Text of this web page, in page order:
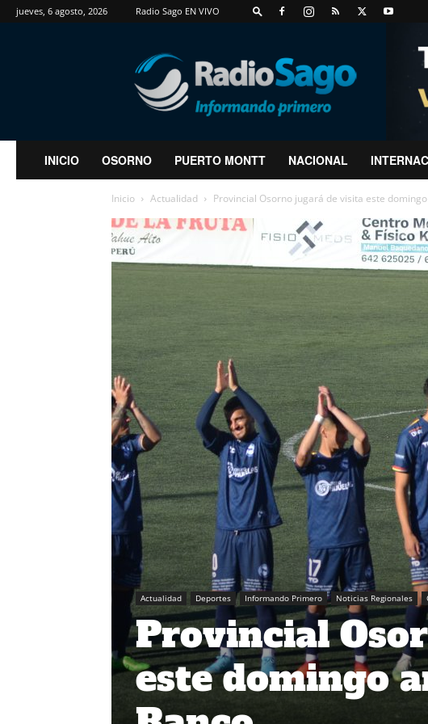
jueves, 6 agosto, 2026 Radio Sago EN VIVO
RadioSago
INICIO OSORNO PUERTO MONTT NACIONAL
Inicio Actualidad Provincial Osorno jugará de visita este
Actualidad Deportes Informando Primero Noticias Regionales
Provincial
este domingo